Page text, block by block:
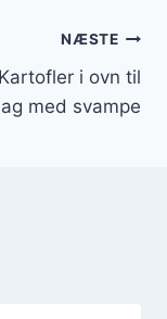
NÆSTE
Kartofler i ovn til
med svampe